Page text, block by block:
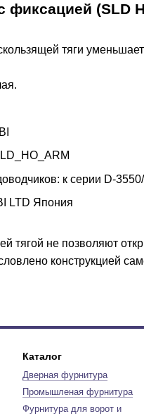
фиксацией (SLD
тяги уменьшает
к серии D-
LTD Япония
тягой не позволяют
конструкцией
Каталог
Дверная фурнитура
Промышленая фурнитура
Фурнитура для ворот и